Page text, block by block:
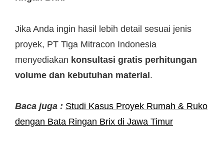
Jika Anda ingin hasil lebih detail sesuai jenis
proyek, PT Tiga Mitracon Indonesia
menyediakan konsultasi gratis perhitungan
volume dan kebutuhan material.
Baca juga : Studi Kasus Proyek Rumah & Ruko
dengan Bata Ringan Brix di Jawa Timur